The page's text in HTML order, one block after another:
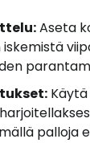
Aseta
palloja